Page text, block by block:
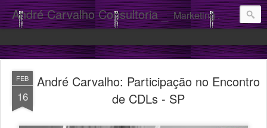
André Carvalho Consultoria _ Marketing . Comunicação
FEB
16
André Carvalho: Participação no Encontro
de CDLs - SP